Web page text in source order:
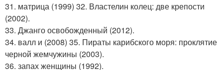
31. матрица (1999) 32. Властелин колец: две крепости
(2002).
33. Джанго освобожденный (2012).
34. валл и (2008) 35. Пираты карибского моря: проклятие
черной жемчужины (2003).
36. запах женщины (1992).